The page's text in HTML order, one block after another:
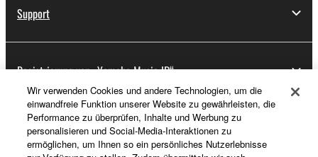
Support
Registrierung von „Yamaha Music ID“
Über Yamaha
Wir verwenden Cookies und andere Technologien, um die
einwandfreie Funktion unserer Website zu gewährleisten, die
Performance zu überprüfen, Inhalte und Werbung zu
personalisieren und Social-Media-Interaktionen zu
ermöglichen, um Ihnen so ein persönliches Nutzerlebnisse